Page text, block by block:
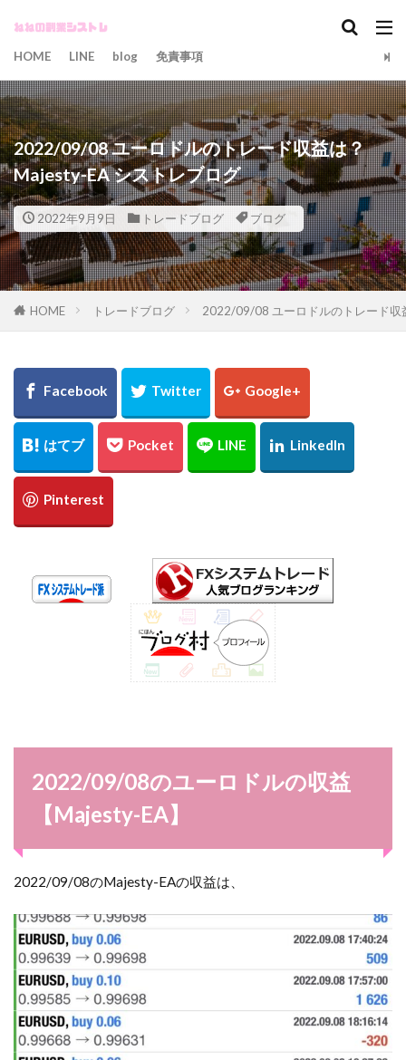
HOME LINE blog 免責事項
2022/09/08 ユーロドルのトレード収益は？
Majesty-EA シストレブログ
2022年9月9日 トレードブログ ブログ
HOME トレードブログ 2022/09/08 ユーロドルのトレード収
2022/09/08のユーロドルの収益
【Majesty-EA】
2022/09/08のMajesty-EAの収益は、
カテゴリー
タグ
Majesty-EA ] シストレ
シストレブログ
トレードブログ
ブログ
ユーロドル
ユーロドルEA
検索